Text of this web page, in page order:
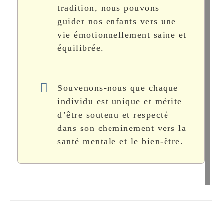
tradition, nous pouvons
guider nos enfants vers une
vie émotionnellement saine et
équilibrée.
Souvenons-nous que chaque
individu est unique et mérite
d’être soutenu et respecté
dans son cheminement vers la
santé mentale et le bien-être.